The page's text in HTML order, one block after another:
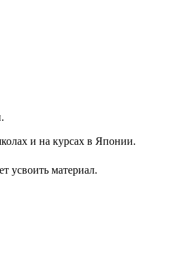
и на курсах в Японии.
усвоить материал.